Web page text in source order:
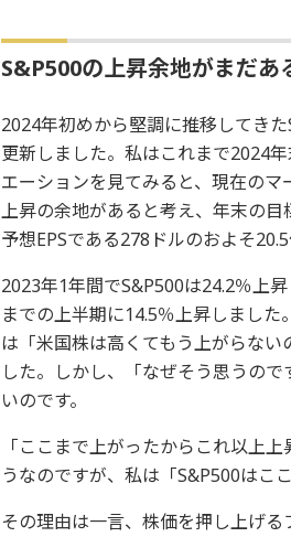
S&P500の上昇余地がまだあ
2024年初めから堅調に推移してき
更新しました。私はこれまで2024
エーションを見てみると、現在の
上昇の余地があると考え、年末の
予想EPSである278ドルのおよそ20.5
2023年1年間でS&P500は24.2％上
までの上半期に14.5％上昇しまし
は「米国株は高くてもう上がらな
した。しかし、「なぜそう思うの
いのです。
「ここまで上がったからこれ以上
うなのですが、私は「S&P500はこ
その理由は一言、株価を押し上げ